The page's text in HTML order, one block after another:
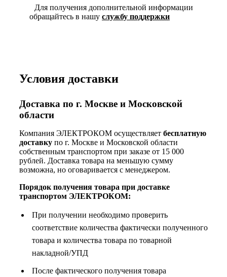
Для получения дополнительной информации
обращайтесь в нашу службу поддержки
Условия доставки
Доставка по г. Москве и Московской
области
Компания ЭЛЕКТРОКОМ осуществляет бесплатную
доставку по г. Москве и Московской области
собственным транспортом при заказе от 15 000
рублей. Доставка товара на меньшую сумму
возможна, но оговаривается с менеджером.
Порядок получения товара при доставке
транспортом ЭЛЕКТРОКОМ:
При получении необходимо проверить
соответствие количества фактически полученного
товара и количества товара по товарной
накладной/УПД
После фактического получения товара